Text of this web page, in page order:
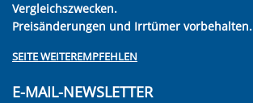
Vergleichszwecken.
Preisänderungen und Irrtümer vorbehalten.
SEITE WEITEREMPFEHLEN
E-MAIL-NEWSLETTER